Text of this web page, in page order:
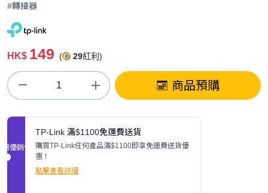
#轉接器
HK$ 149 ( 29紅利)
商品預購
促銷優惠
TP-Link 滿$1100免運費送貨
購買TP-Link任何產品滿$1100即享免運費送貨優
惠！
點擊查看詳細